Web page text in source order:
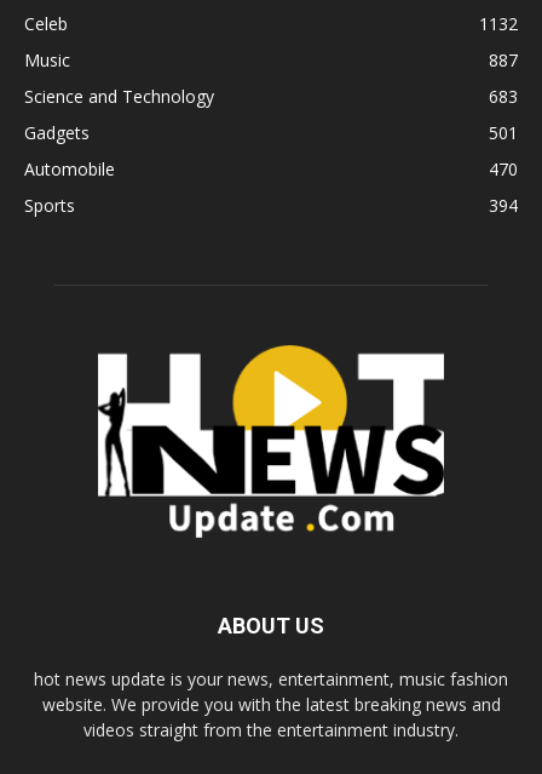
Celeb
1132
Music
887
Science and Technology
683
Gadgets
501
Automobile
470
Sports
394
ABOUT US
hot news update is your news, entertainment, music fashion
website. We provide you with the latest breaking news and
videos straight from the entertainment industry.